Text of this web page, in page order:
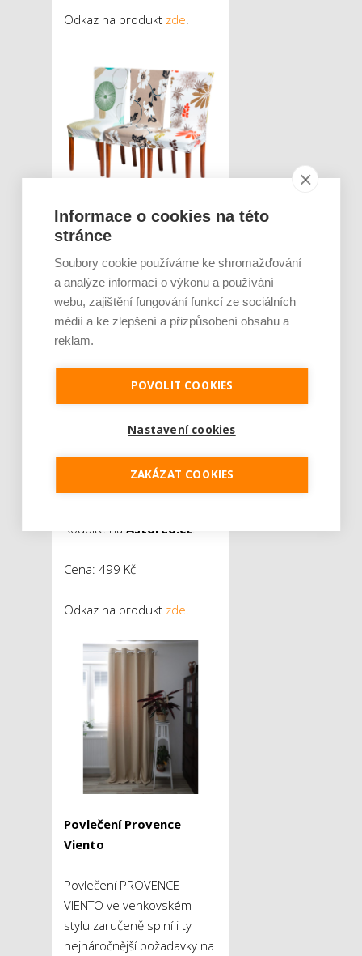
Odkaz na produkt zde
Zatemňovací závěs
Home Elements
Zatemňovací závěs HOME
ELEMENTS váš domov nejen
zútulní, ale také zajistí, že
vás sluneční paprsky
brzkých letních rán
nevyženou z postele
předčasně. Díky všitým
kroužkům je ihned
ušitý z kvalitního polyesteru
Koupíte na Astoreo.cz.
Cena: 499 Kč
Odkaz na produkt zde.
Povlečení Provence
Viento
Povlečení PROVENCE
VIENTO ve venkovském
stylu zaručeně splní i ty
nejnáročnější požadavky na
Informace o cookies na této
stránce
Soubory cookie používáme ke shromažďování
a analýze informací o výkonu a používání
webu, zajištění fungování funkcí ze sociálních
médií a ke zlepšení a přizpůsobení obsahu a
reklam.
POVOLIT COOKIES
Nastavení cookies
ZAKÁZAT COOKIES